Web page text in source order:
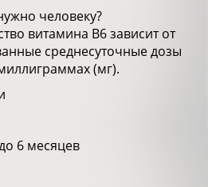
человеку?
витамина В6 зависит от
среднесуточные дозы
(мг).
6 месяцев